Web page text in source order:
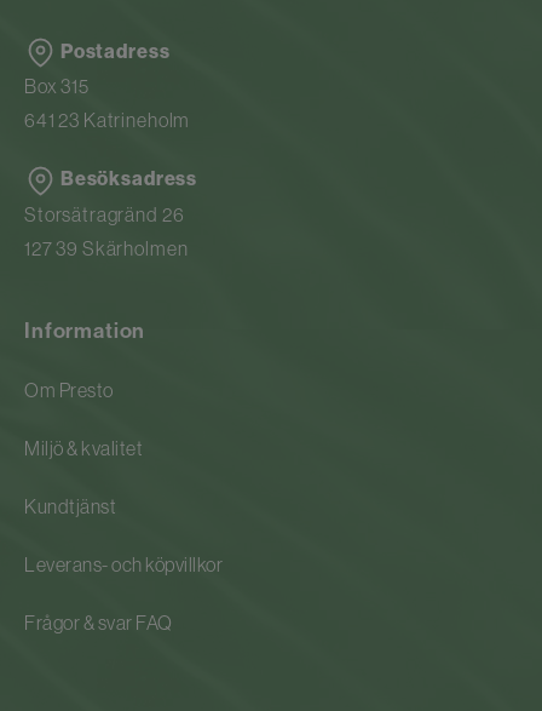
Postadress
Box 315
641 23 Katrineholm
Besöksadress
Storsätragränd 26
127 39 Skärholmen
Information
Om Presto
Miljö & kvalitet
Kundtjänst
Leverans- och köpvillkor
Frågor & svar FAQ